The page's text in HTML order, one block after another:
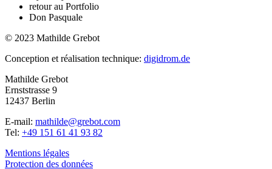
retour au Portfolio
Don Pasquale
© 2023 Mathilde Grebot
Conception et réalisation technique: digidrom.de
Mathilde Grebot
Ernststrasse 9
12437 Berlin
E-mail: mathilde@grebot.com
Tel: +49 151 61 41 93 82
Mentions légales
Protection des données